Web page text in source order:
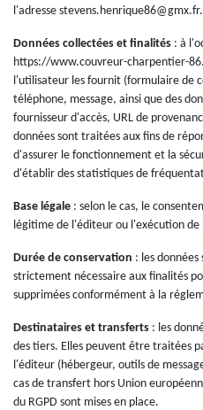
l'adresse stevens.henrique86@gmx.fr.
Données collectées et finalités : à
https://www.couvreur-charpentier-
l'utilisateur les fournit (formulaire de
téléphone, message, ainsi que des
fournisseur d'accès, URL de
données sont traitées aux fins de
d'assurer le fonctionnement et la
d'établir des statistiques de
Base légale : selon le cas, le
légitime de l'éditeur ou l'exécution
Durée de conservation : les
strictement nécessaire aux finalités
supprimées conformément à la
Destinataires et transferts : les
des tiers. Elles peuvent être traitées
l'éditeur (hébergeur, outils de
cas de transfert hors Union
du RGPD sont mises en place.